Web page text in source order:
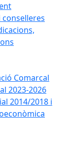
Comarcal
2023-2026
2014/2018 i